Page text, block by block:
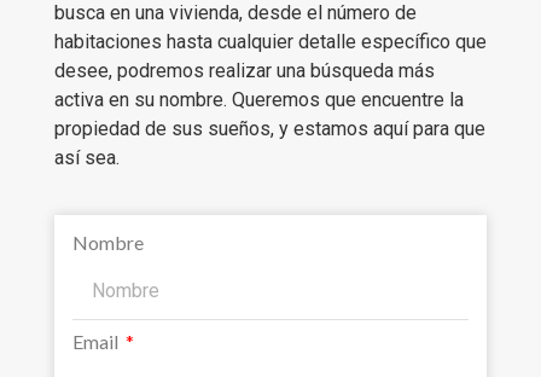
busca en una vivienda, desde el número de
habitaciones hasta cualquier detalle específico que
desee, podremos realizar una búsqueda más
activa en su nombre. Queremos que encuentre la
propiedad de sus sueños, y estamos aquí para que
así sea.
Nombre
Email